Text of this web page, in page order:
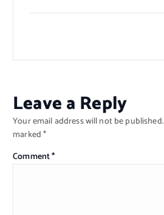
Leave a Reply
Your email address will not be published.
marked*
Comment*